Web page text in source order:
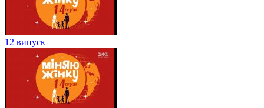
12 випуск